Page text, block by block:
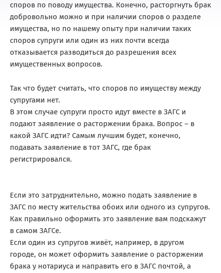
споров по поводу имущества. Конечно, расторгнуть брак
добровольно можно и при наличии споров о разделе
имущества, но по нашему опыту при наличии таких
споров супруги или один из них почти всегда
отказывается разводиться до разрешения всех
имущественных вопросов.
Так что будет считать, что споров по имуществу между
супругами нет.
В этом случае супруги просто идут вместе в ЗАГС и
подают заявление о расторжении брака. Вопрос – в
какой ЗАГС идти? Самым лучшим будет, конечно,
подавать заявление в тот ЗАГС, где брак
регистрировался.
Если это затруднительно, можно подать заявление в
ЗАГС по месту жительства обоих или одного из супругов.
Как правильно оформить это заявление вам подскажут
в самом ЗАГСе.
Если один из супругов живёт, например, в другом
городе, он может оформить заявление о расторжении
брака у нотариуса и направить его в ЗАГС почтой, а